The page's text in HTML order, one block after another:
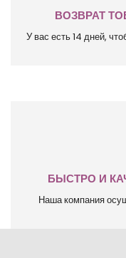
ВОЗВРАТ
У вас есть 14 дней,
БЫСТРО И
Наша компания